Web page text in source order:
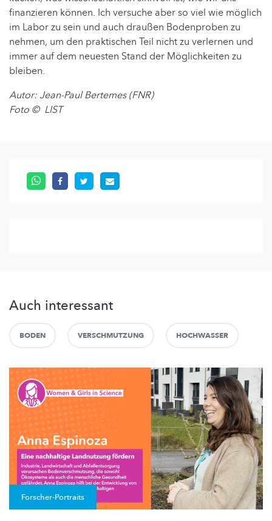
finanzieren können. Ich versuche aber so viel wie möglich
im Labor zu sein und auch draußen Bodenproben zu
nehmen, um den praktischen Teil nicht zu verlernen und
immer auf dem neuesten Stand der Möglichkeiten zu
bleiben.
Autor: Jean-Paul Bertemes (FNR)
Foto © LIST
Auch interessant
BODEN VERSCHMUTZUNG HOCHWASSER
Forscher-Portraits